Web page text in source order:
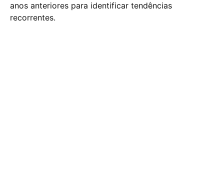
anos anteriores para identificar tendências
recorrentes.